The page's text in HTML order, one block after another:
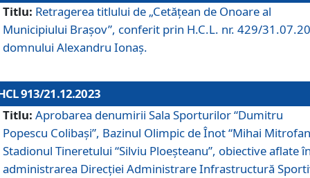
Titlu: Retragerea titlului de „Cetățean de Onoare al
Municipiului Brașov”, conferit prin H.C.L. nr. 429/
domnului Alexandru Ionaș.
913/21.12.2023
Titlu: Aprobarea denumirii Sala Sporturilor “Dumitru
Popescu Colibași”, Bazinul Olimpic de Înot “Mihai
Stadionul Tineretului “Silviu Ploeșteanu”, obiective aflate
administrarea Direcției Administrare Infrastructură